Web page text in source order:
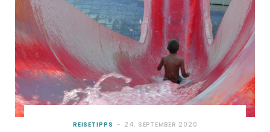
REISETIPPS 24. SEPTEMBER 2020